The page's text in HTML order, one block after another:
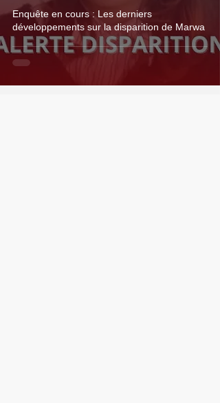
Enquête en cours : Les derniers
développements sur la disparition de Marwa